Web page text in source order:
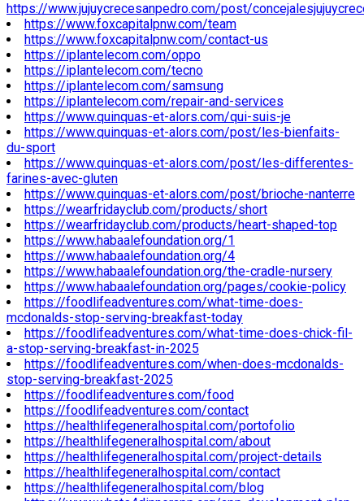
https://www.jujuycrecesanpedro.com/post/
https://www.foxcapitalpnw.com/team
https://www.foxcapitalpnw.com/contact-us
https://iplantelecom.com/oppo
https://iplantelecom.com/tecno
https://iplantelecom.com/samsung
https://iplantelecom.com/repair-and-services
https://www.quinquas-et-alors.com/qui-suis-je
https://www.quinquas-et-alors.com/post/les-bienfaits-
du-sport
https://www.quinquas-et-alors.com/post/les-differentes-
farines-avec-gluten
https://www.quinquas-et-alors.com/post/brioche-nanterre
https://wearfridayclub.com/products/short
https://wearfridayclub.com/products/heart-shaped-top
https://www.habaalefoundation.org/1
https://www.habaalefoundation.org/4
https://www.habaalefoundation.org/the-cradle-nursery
https://www.habaalefoundation.org/pages/cookie-policy
https://foodlifeadventures.com/what-time-does-
mcdonalds-stop-serving-breakfast-today
https://foodlifeadventures.com/what-time-does-chick-fil-
a-stop-serving-breakfast-in-2025
https://foodlifeadventures.com/when-does-mcdonalds-
stop-serving-breakfast-2025
https://foodlifeadventures.com/food
https://foodlifeadventures.com/contact
https://healthlifegeneralhospital.com/portofolio
https://healthlifegeneralhospital.com/about
https://healthlifegeneralhospital.com/project-details
https://healthlifegeneralhospital.com/contact
https://healthlifegeneralhospital.com/blog